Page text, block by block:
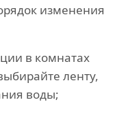
изменения
в комнатах
ленту,
воды;